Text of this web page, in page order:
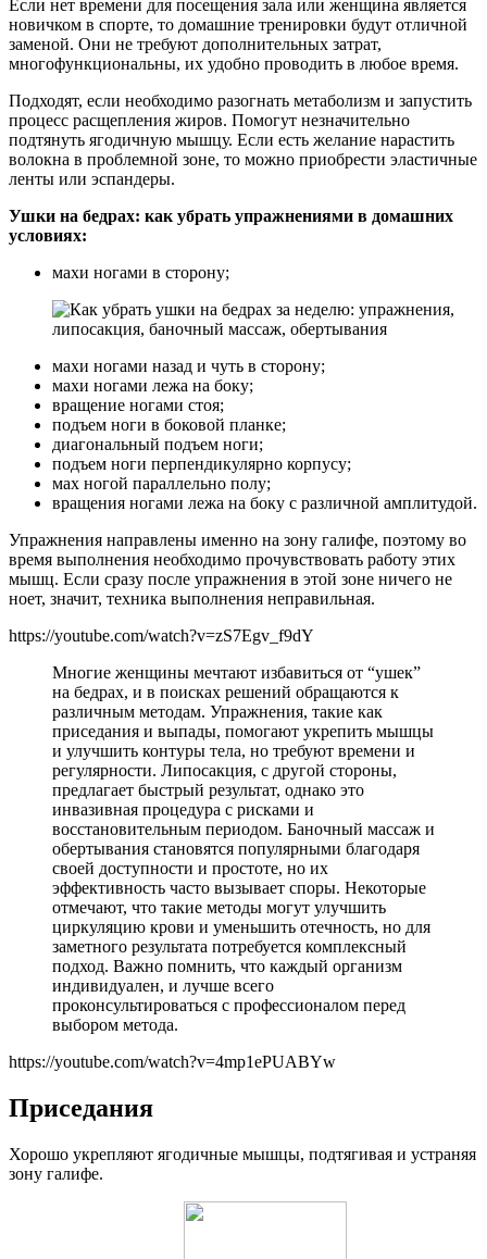
Если нет времени для посещения зала или женщина является
новичком в спорте, то домашние тренировки будут отличной
заменой. Они не требуют дополнительных затрат,
многофункциональны, их удобно проводить в любое время.
Подходят, если необходимо разогнать метаболизм и запустить
процесс расщепления жиров. Помогут незначительно
подтянуть ягодичную мышцу. Если есть желание нарастить
волокна в проблемной зоне, то можно приобрести эластичные
ленты или эспандеры.
Ушки на бедрах: как убрать упражнениями в домашних
условиях:
махи ногами в сторону;
махи ногами назад и чуть в сторону;
махи ногами лежа на боку;
вращение ногами стоя;
подъем ноги в боковой планке;
диагональный подъем ноги;
подъем ноги перпендикулярно корпусу;
мах ногой параллельно полу;
вращения ногами лежа на боку с различной амплитудой.
Упражнения направлены именно на зону галифе, поэтому во
время выполнения необходимо прочувствовать работу этих
мышц. Если сразу после упражнения в этой зоне ничего не
ноет, значит, техника выполнения неправильная.
https://youtube.com/watch?v=zS7Egv_f9dY
Многие женщины мечтают избавиться от “ушек”
на бедрах, и в поисках решений обращаются к
различным методам. Упражнения, такие как
приседания и выпады, помогают укрепить мышцы
и улучшить контуры тела, но требуют времени и
регулярности. Липосакция, с другой стороны,
предлагает быстрый результат, однако это
инвазивная процедура с рисками и
восстановительным периодом. Баночный массаж и
обертывания становятся популярными благодаря
своей доступности и простоте, но их
эффективность часто вызывает споры. Некоторые
отмечают, что такие методы могут улучшить
циркуляцию крови и уменьшить отечность, но для
заметного результата потребуется комплексный
подход. Важно помнить, что каждый организм
индивидуален, и лучше всего
проконсультироваться с профессионалом перед
выбором метода.
https://youtube.com/watch?v=4mp1ePUABYw
Приседания
Хорошо укрепляют ягодичные мышцы, подтягивая и устраняя
зону галифе.